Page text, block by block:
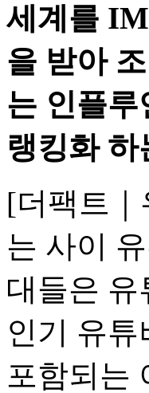
세계를
을 받아
는 인플
랭킹화
[더팩트
는 사이
대들은
인기 유
포함되는